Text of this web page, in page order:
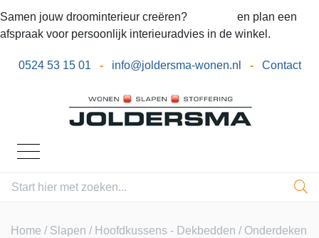
Samen jouw droominterieur creëren?
en plan een
afspraak voor persoonlijk interieuradvies in de winkel.
0524 53 15 01 - info@joldersma-wonen.nl - Contact
Home / Slapen / Hoofdkussens - Dekbedden / Onderdeken